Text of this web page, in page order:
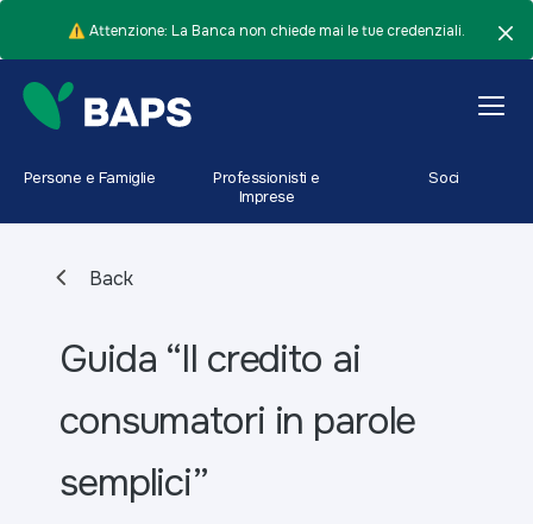
⚠️ Attenzione: La Banca non chiede mai le tue credenziali.
Persone e Famiglie
Professionisti e
Imprese
Soci
Back
Guida “Il credito ai
consumatori in parole
semplici”